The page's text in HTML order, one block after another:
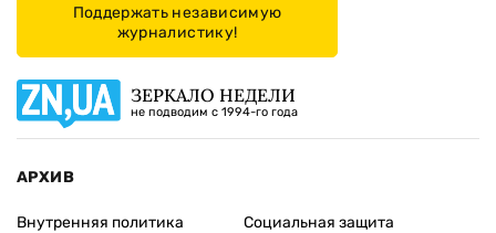
Поддержать независимую
журналистику!
ЗЕРКАЛО НЕДЕЛИ
не подводим с 1994-го года
АРХИВ
Внутренняя политика
Социальная защита